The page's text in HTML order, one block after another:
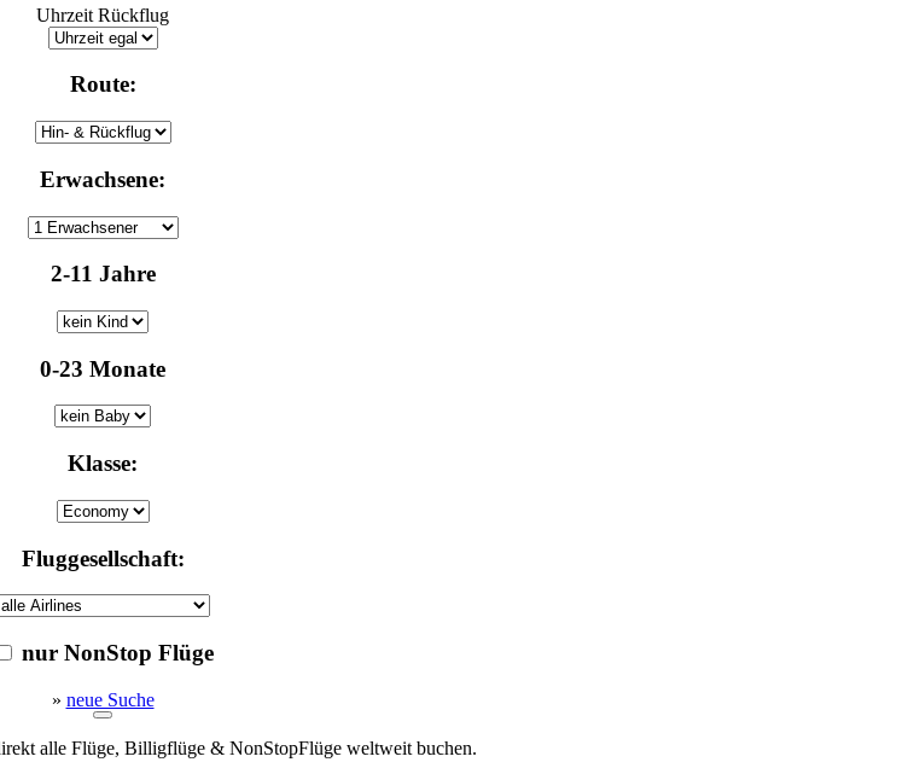
Uhrzeit Rückflug
Route:
Erwachsene:
2-11 Jahre
0-23 Monate
Klasse:
Fluggesellschaft:
nur NonStop Flüge
» neue Suche
alle Flüge, Billigflüge & NonStopFlüge weltweit buchen.